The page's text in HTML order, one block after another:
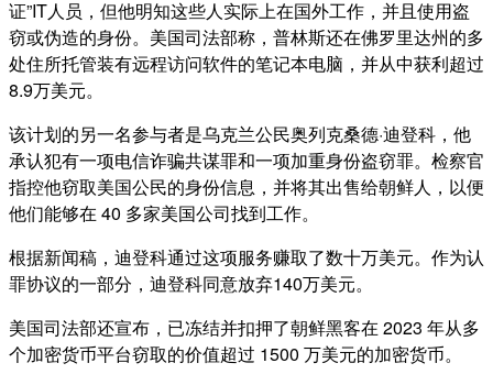
证”IT人员，但他明知这些人实际上在国外工作，并且使用盗
窃或伪造的身份。美国司法部称，普林斯还在佛罗里达州的多
处住所托管装有远程访问软件的笔记本电脑，并从中获利超过
8.9万美元。
该计划的另一名参与者是乌克兰公民奥列克桑德·迪登科，他
承认犯有一项电信诈骗共谋罪和一项加重身份盗窃罪。检察官
指控他窃取美国公民的身份信息，并将其出售给朝鲜人，以便
他们能够在 40 多家美国公司找到工作。
根据新闻稿，迪登科通过这项服务赚取了数十万美元。作为认
罪协议的一部分，迪登科同意放弃140万美元。
美国司法部还宣布，已冻结并扣押了朝鲜黑客在 2023 年从多
个加密货币平台窃取的价值超过 1500 万美元的加密货币。